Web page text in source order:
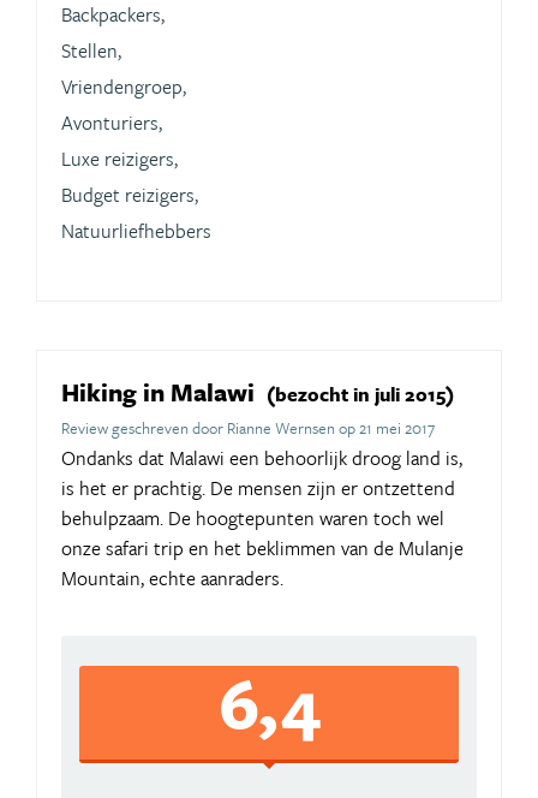
Backpackers,
Stellen,
Vriendengroep,
Avonturiers,
Luxe reizigers,
Budget reizigers,
Natuurliefhebbers
Hiking in Malawi (bezocht in juli 2015)
Review geschreven door Rianne Wernsen op 21 mei 2017
Ondanks dat Malawi een behoorlijk droog land is,
is het er prachtig. De mensen zijn er ontzettend
behulpzaam. De hoogtepunten waren toch wel
onze safari trip en het beklimmen van de Mulanje
Mountain, echte aanraders.
6,4